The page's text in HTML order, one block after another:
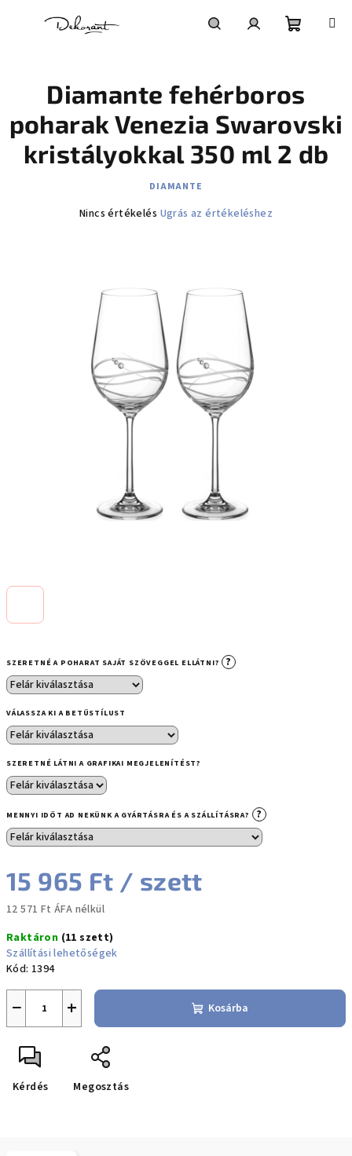
SZERETNÉ A POHARAT SAJÁT SZÖVEGGEL ELLÁTNI? ?
VÁLASSZA KI A BETŰSTÍLUST
SZERETNÉ LÁTNI A GRAFIKAI MEGJELENÍTÉST?
MENNYI IDŐT AD NEKÜNK A GYÁRTÁSRA ÉS A SZÁLLÍTÁSRA? ?
15 965 Ft / szett
12 571 Ft ÁFA nélkül
Raktáron (11 szett)
Szállítási lehetőségek
Kód: 1394
+
− Kosárba
Kérdés Megosztás
Diamante fehérboros
poharak Venezia Swarovski
kristályokkal 350 ml 2 db
DIAMANTE
A termék átlagos értékelése 5-ből 0,0 csillag.
Nincs értékelés Ugrás az értékeléshez